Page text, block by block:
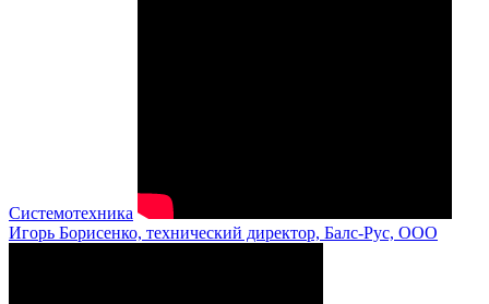
Системотехника
Игорь Борисенко, технический директор, Балс-Рус, ООО